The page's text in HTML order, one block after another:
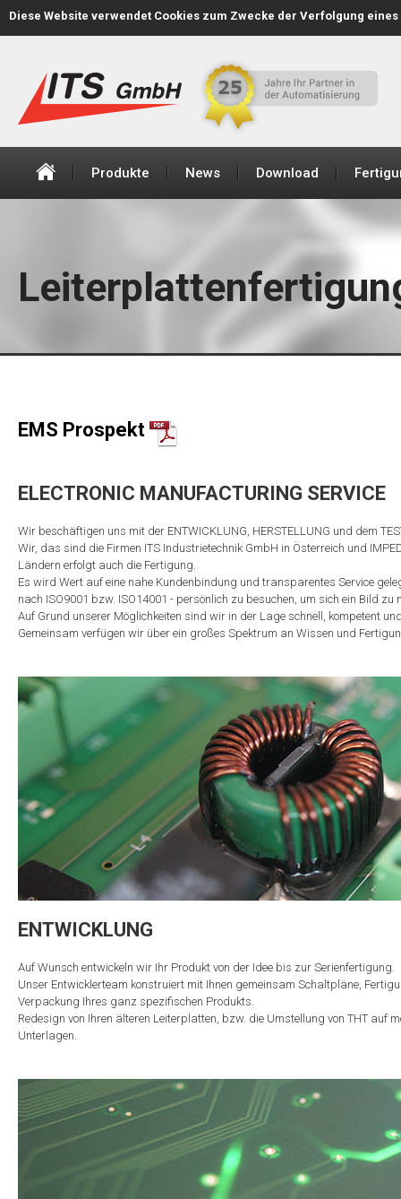
Diese Website verwendet Cookies zum Zwecke der Verfolgung
+43 (1) 616 27 40-0 office@its-automation.at
Produkte News Download
EMS Prospekt
ELECTRONIC MANUFACTURING SERVICE
Wir beschäftigen uns mit der ENTWICKLUNG, HERSTELLUNG und dem
Wir, das sind die Firmen ITS Industrietechnik GmbH in Österreich und
Ländern erfolgt auch die Fertigung.
Es wird Wert auf eine nahe Kundenbindung und transparentes Service
nach ISO9001 bzw. ISO14001 - persönlich zu besuchen, um sich ein Bild zu
Auf Grund unserer Möglichkeiten sind wir in der Lage schnell, kompetent
Gemeinsam verfügen wir über ein großes Spektrum an Wissen und
ENTWICKLUNG
Auf Wunsch entwickeln wir Ihr Produkt von der Idee bis zur Serienfertigung.
Unser Entwicklerteam konstruiert mit Ihnen gemeinsam Schaltpläne,
Verpackung Ihres ganz spezifischen Produkts.
Redesign von Ihren älteren Leiterplatten, bzw. die Umstellung von THT auf
Unterlagen.